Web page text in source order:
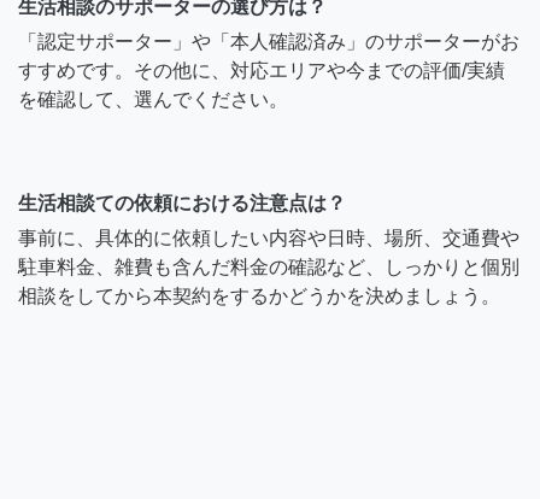
生活相談のサポーターの選び方は？
「認定サポーター」や「本人確認済み」のサポーターがお
すすめです。その他に、対応エリアや今までの評価/実績
を確認して、選んでください。
生活相談ての依頼における注意点は？
事前に、具体的に依頼したい内容や日時、場所、交通費や
駐車料金、雑費も含んだ料金の確認など、しっかりと個別
相談をしてから本契約をするかどうかを決めましょう。